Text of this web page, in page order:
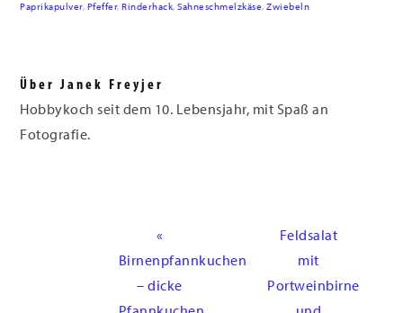
Paprikapulver, Pfeffer,Rinderhack,Sahneschmelzkäse,Zwiebeln
ÜberJanek Freyjer
Hobbykoch seit dem 10. Lebensjahr, mit Spaß an
Fotografie.
Vorheriger
Beitrag:
«
Birnenpfannkuchen
– dicke
Nächster
Beitrag:
Feldsalat
mit
Portweinbirne